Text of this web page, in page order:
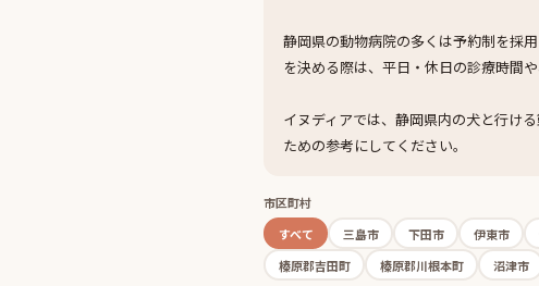
静岡県の動物病院の多くは予約制を採
を決める際は、平日・休日の診療時間
イヌディアでは、静岡県内の犬と行け
ための参考にしてください。
市区町村
すべて
三島市 下田市 伊東市
榛原郡吉田町
榛原郡川根本町 沼津市